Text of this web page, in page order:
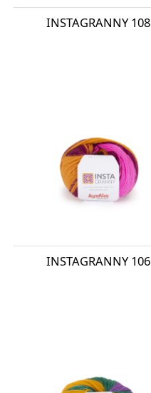
INSTAGRANNY 108
INSTAGRANNY 106